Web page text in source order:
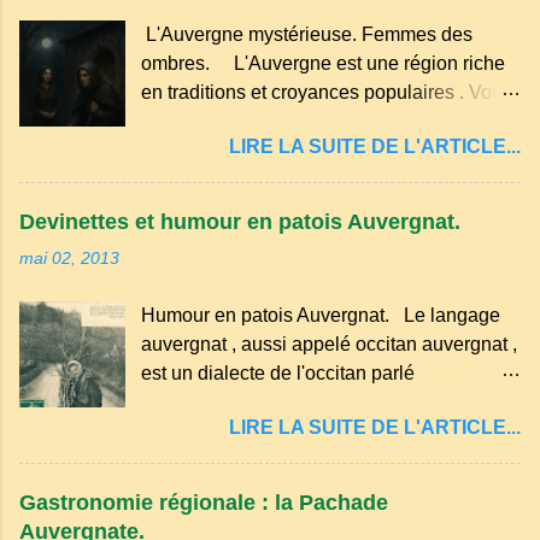
Pas de fioritures ...
sucre un verre de lait, 1 pincée de sel et 30
g de beurre. Commencez par équeuter les
cerises sans les dénoyauter de préférence,
séchez-les sur un torchon.
L'Auvergne mystérieuse. Femmes des
ombres. L'Auvergne est une région riche
en traditions et croyances populaires . Voici
marqué ses campagnes : Superstitions : Le
pain retourné. Quand, à un repas, un des
voisins se hâtent de planter dans le
aperçoit, il remet le pain sur le bon coté,
mais il doit payer autant de bouteilles de vin
qu’il y a de couteaux ou de fourchettes
d’Ambert). Les quatre chemins. Quand
deux chemins se rencontrent et se coupent,
leur intersection forme un carrefour qui a
LIRE LA SUITE DE L'ARTICLE...
Devinettes et humour en patois Auvergnat.
mai 02, 2013
Humour en patois Auvergnat. Le langage
auvergnat , aussi appelé occitan auvergnat ,
est un dialecte de l'occitan parlé
certaines parties du Massif central . Il
appartient à la famille des langues romanes
et est classé parmi les dialectes du nord-
occitan . Bien que le nombre de locuteurs
LIRE LA SUITE DE L'ARTICLE...
Gastronomie régionale : la Pachade
Auvergnate.